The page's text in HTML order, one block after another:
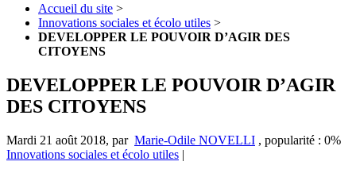
Accueil du site >
Innovations sociales et écolo utiles >
DEVELOPPER LE POUVOIR D’AGIR DES
CITOYENS
DEVELOPPER LE POUVOIR D’AGIR
DES CITOYENS
Mardi 21 août 2018, par Marie-Odile NOVELLI , popularité : 0%
Innovations sociales et écolo utiles |